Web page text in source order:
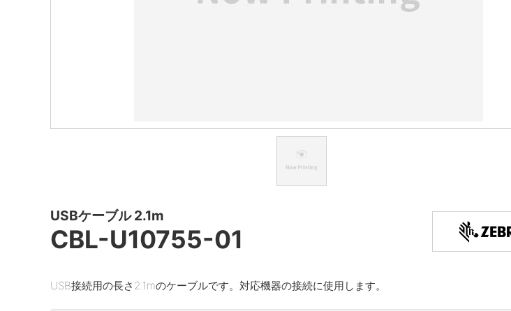
USBケーブル 2.1m
CBL-U10755-01
USB接続用の長さ2.1mのケーブルです。対応機器の接続に使用します。